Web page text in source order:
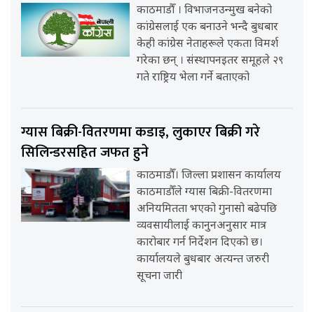
काठमाडौँ । विभाजनउन्मुख बनेको
कांग्रेसलाई एक बनाउने भन्दै बुधबार
केही कांग्रेस नेताहरूले एकता विमर्श
गरेका छन् । संस्थापनइतर समूहले २९
गते राष्ट्रिय भेला गर्ने बताएको
ग्यास बिक्री-वितरणमा कडाइ, लुकाएर बिक्री गरे
सिलिन्डरसहित जफत हुने
काठमाडौँ। जिल्ला प्रशासन कार्यालय
काठमाडौँले ग्यास बिक्री-वितरणमा
अनियमितता भएको गुनासो बढेपछि
व्यवसायीलाई कानुनअनुसार मात्र
कारोबार गर्न निर्देशन दिएको छ।
कार्यालयले बुधबार अत्यन्त जरुरी
सूचना जारी